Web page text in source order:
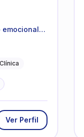
emocional
Ver Perfil